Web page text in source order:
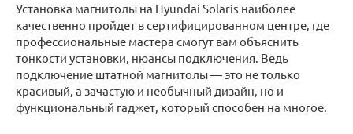
Установка магнитолы на Hyundai Solaris наиболее
качественно пройдет в сертифицированном центре, где
профессиональные мастера смогут вам объяснить
тонкости установки, нюансы подключения. Ведь
подключение штатной магнитолы — это не только
красивый, а зачастую и необычный дизайн, но и
функциональный гаджет, который способен на многое.